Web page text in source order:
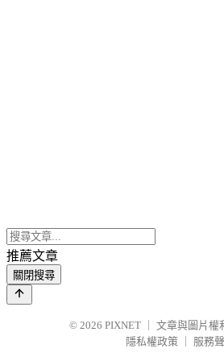
推薦文章
關閉搜尋
© 2026 PIXNET
文章與圖片權
隱私權政策
服務